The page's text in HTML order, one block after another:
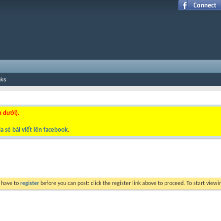
dưới).
sẻ bài viết lên facebook.
to register before you can post: click the register link above to proceed. To start